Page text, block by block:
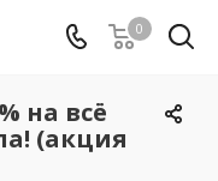
0
на всё
(акция